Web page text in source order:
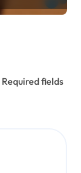
Required fields